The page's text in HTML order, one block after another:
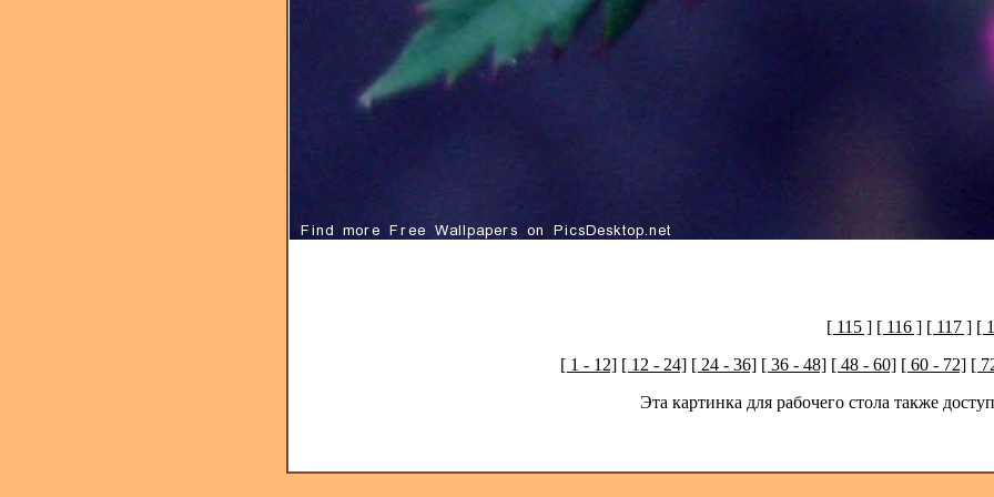
[ 115 ] [ 116 ] [ 117 ] [
[ 1 - 12] [ 12 - 24] [ 24 - 36] [ 36 - 48] [ 48 - 60] [ 60 - 72] [
Эта картинка для рабочего стола также